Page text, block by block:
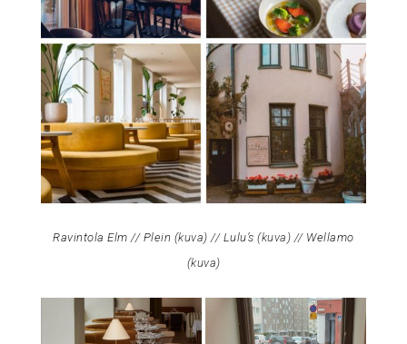
Ravintola Elm // Plein (kuva) // Lulu’s (kuva ) // Wellamo
(kuva)